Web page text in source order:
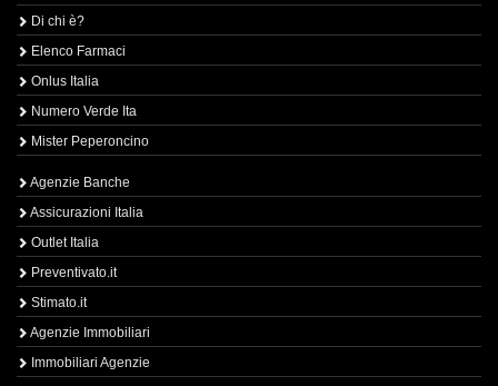
Di chi è?
Elenco Farmaci
Onlus Italia
Numero Verde Ita
Mister Peperoncino
Agenzie Banche
Assicurazioni Italia
Outlet Italia
Preventivato.it
Stimato.it
Agenzie Immobiliari
Immobiliari Agenzie